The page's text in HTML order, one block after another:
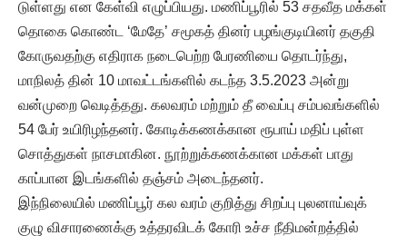
டுள்ளது என கேள்வி எழுப்பியது. மணிப்பூரில் 53 சதவீத மக்கள்
தொகை கொண்ட ‘மேதே’ சமூகத் தினர் பழங்குடியினர் தகுதி
கோருவதற்கு எதிராக நடைபெற்ற பேரணியை தொடர்ந்து,
மாநிலத் தின் 10 மாவட்டங்களில் கடந்த 3.5.2023 அன்று
வன்முறை வெடித்தது. கலவரம் மற்றும் தீ வைப்பு சம்பவங்களில்
54 பேர் உயிரிழந்தனர். கோடிக்கணக்கான ரூபாய் மதிப் புள்ள
சொத்துகள் நாசமாகின. நூற்றுக்கணக்கான மக்கள் பாது
காப்பான இடங்களில் தஞ்சம் அடைந்தனர்.
இந்நிலையில் மணிப்பூர் கல வரம் குறித்து சிறப்பு புலனாய்வுக்
குழு விசாரணைக்கு உத்தரவிடக் கோரி உச்ச நீதிமன்றத்தில்